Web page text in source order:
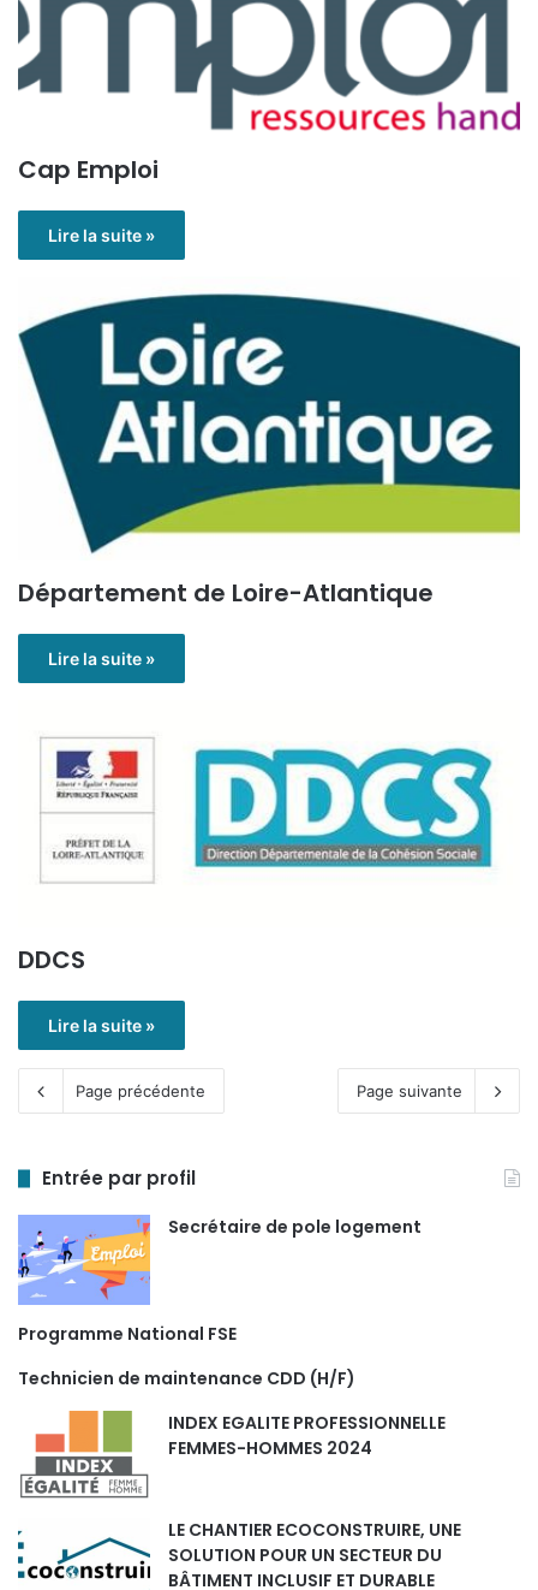
Cap Emploi
Lire la suite »
Département de Loire-Atlantique
Lire la suite »
DDCS
Lire la suite »
Page précédente Page suivante
Entrée par profil
Secrétaire de pole logement
Programme National FSE
Technicien de maintenance CDD (H/F)
INDEX EGALITE PROFESSIONNELLE
FEMMES-HOMMES 2024
LE CHANTIER ECOCONSTRUIRE, UNE
SOLUTION POUR UN SECTEUR DU
BÂTIMENT INCLUSIF ET DURABLE